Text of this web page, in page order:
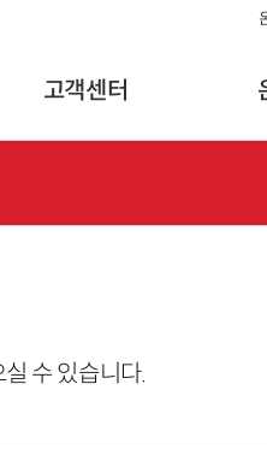
고객센터
수 있습니다.